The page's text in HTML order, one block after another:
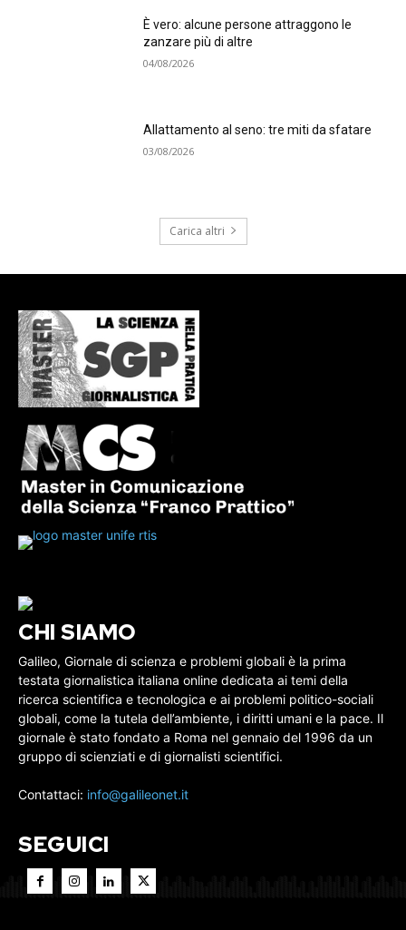
È vero: alcune persone attraggono le
zanzare più di altre
04/08/2026
Allattamento al seno: tre miti da sfatare
03/08/2026
Carica altri
CHI SIAMO
Galileo, Giornale di scienza e problemi globali è la prima
testata giornalistica italiana online dedicata ai temi della
ricerca scientifica e tecnologica e ai problemi politico-sociali
globali, come la tutela dell’ambiente, i diritti umani e la pace. Il
giornale è stato fondato a Roma nel gennaio del 1996 da un
gruppo di scienziati e di giornalisti scientifici.
Contattaci: info@galileonet.it
SEGUICI